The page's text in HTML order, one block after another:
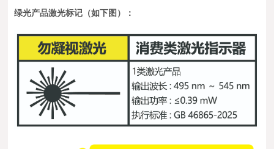
绿光产品激光标记（如下图）：